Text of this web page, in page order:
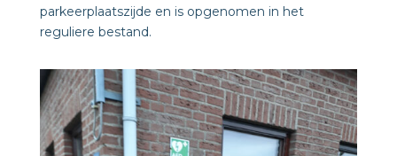
parkeerplaatszijde en is opgenomen in het
reguliere bestand.